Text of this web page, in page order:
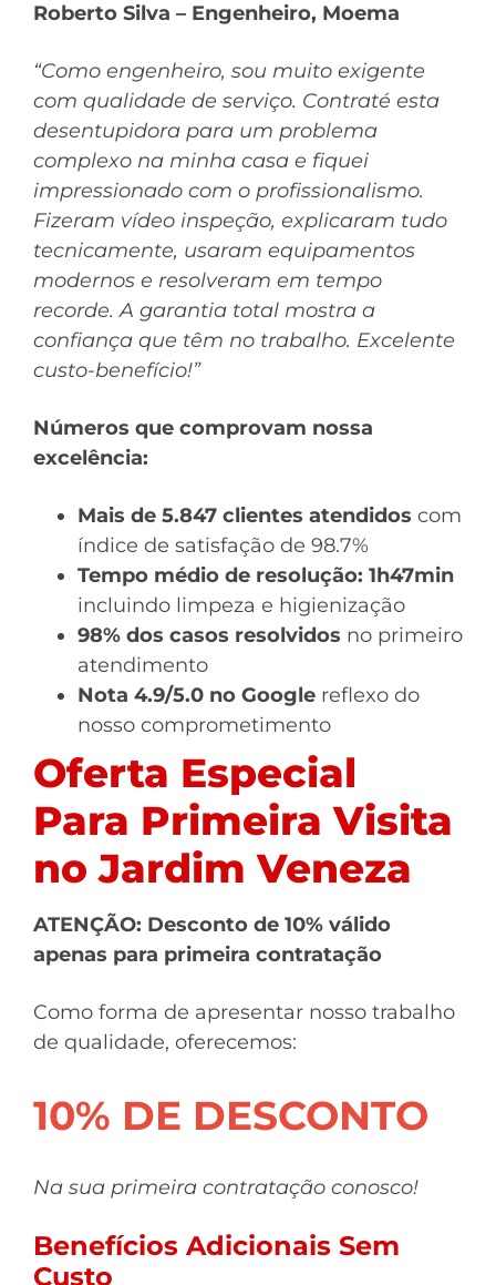
Roberto Silva – Engenheiro, Moema
“Como engenheiro, sou muito exigente
com qualidade de serviço. Contraté esta
desentupidora para um problema
complexo na minha casa e fiquei
impressionado com o profissionalismo.
Fizeram vídeo inspeção, explicaram tudo
tecnicamente, usaram equipamentos
modernos e resolveram em tempo
recorde. A garantia total mostra a
confiança que têm no trabalho. Excelente
custo-benefício!”
Números que comprovam nossa
excelência:
Mais de 5.847 clientes atendidos com
índice de satisfação de 98.7%
Tempo médio de resolução: 1h47min
incluindo limpeza e higienização
98% dos casos resolvidos no primeiro
atendimento
Nota 4.9/5.0 no Google reflexo do
nosso comprometimento
Oferta Especial
Para Primeira Visita
no Jardim Veneza
ATENÇÃO: Desconto de 10% válido
apenas para primeira contratação
Como forma de apresentar nosso trabalho
de qualidade, oferecemos:
10% DE DESCONTO
Na sua primeira contratação conosco!
Benefícios Adicionais Sem
Custo